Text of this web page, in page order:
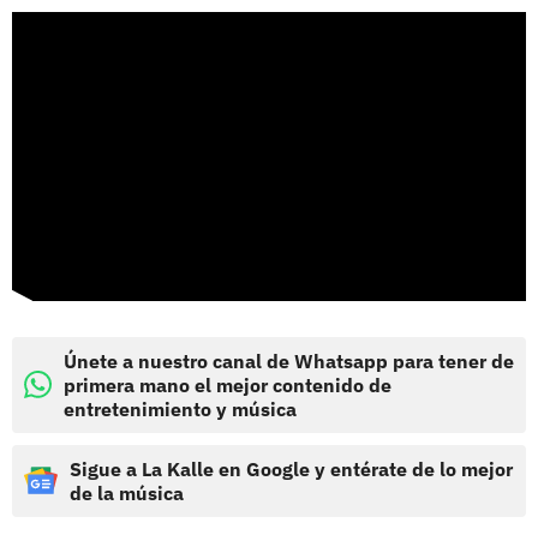
Únete a nuestro canal de Whatsapp para tener de
primera mano el mejor contenido de
entretenimiento y música
Sigue a La Kalle en Google y entérate de lo mejor
de la música